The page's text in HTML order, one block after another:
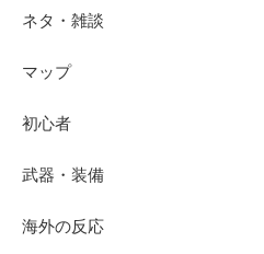
ネタ・雑談
マップ
初心者
武器・装備
海外の反応